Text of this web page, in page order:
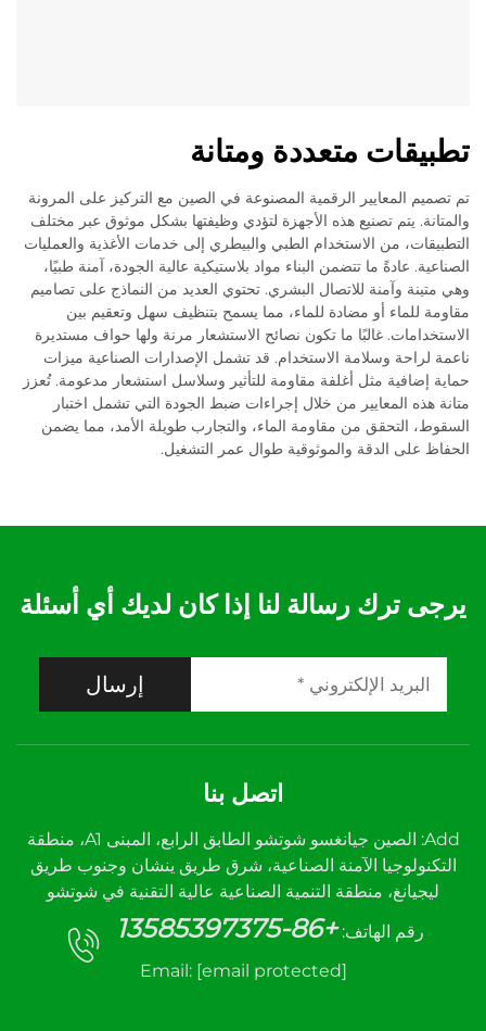
تطبيقات متعددة ومتانة
تم تصميم المعايير الرقمية المصنوعة في الصين مع التركيز على المرونة
والمتانة. يتم تصنيع هذه الأجهزة لتؤدي وظيفتها بشكل موثوق عبر مختلف
التطبيقات، من الاستخدام الطبي والبيطري إلى خدمات الأغذية والعمليات
الصناعية. عادةً ما تتضمن البناء مواد بلاستيكية عالية الجودة، آمنة طبيًا،
وهي متينة وآمنة للاتصال البشري. تحتوي العديد من النماذج على تصاميم
مقاومة للماء أو مضادة للماء، مما يسمح بتنظيف سهل وتعقيم بين
الاستخدامات. غالبًا ما تكون نصائح الاستشعار مرنة ولها حواف مستديرة
ناعمة لراحة وسلامة الاستخدام. قد تشمل الإصدارات الصناعية ميزات
حماية إضافية مثل أغلفة مقاومة للتأثير وسلاسل استشعار مدعومة. تُعزز
متانة هذه المعايير من خلال إجراءات ضبط الجودة التي تشمل اختبار
السقوط، التحقق من مقاومة الماء، والتجارب طويلة الأمد، مما يضمن
الحفاظ على الدقة والموثوقية طوال عمر التشغيل.
يرجى ترك رسالة لنا إذا كان لديك أي أسئلة
إرسال
اتصل بنا
Add: الصين جيانغسو شوتشو الطابق الرابع، المبنى A1، منطقة
التكنولوجيا الآمنة الصناعية، شرق طريق ينشان وجنوب طريق
ليجيانغ، منطقة التنمية الصناعية عالية التقنية في شوتشو
رقم الهاتف: +86-13585397375
Email: [email protected]